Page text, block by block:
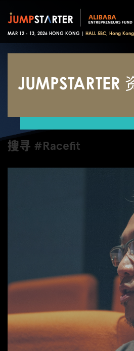
MAR 12 - 13, 2026 HONG KONG | HALL 5BC, Hong
JUMPSTARTER
搜寻 #Racefit